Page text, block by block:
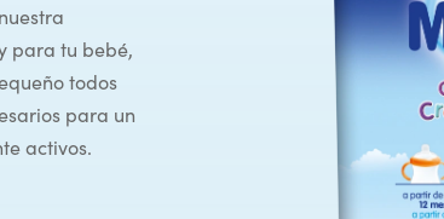
para tu bebé,
todos
para un
activos.